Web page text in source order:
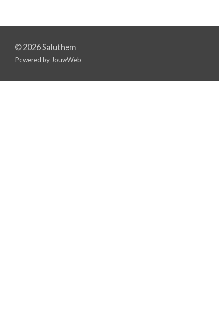
© 2026 Saluthem
Powered byJouwWeb